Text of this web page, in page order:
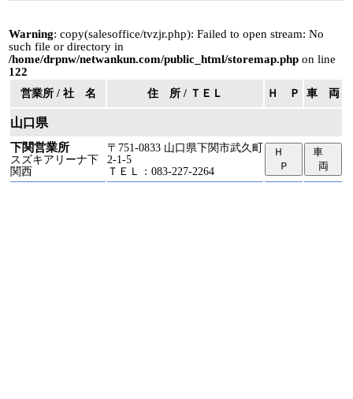
Warning: copy(salesoffice/tvzjr.php): Failed to open stream: No
such file or directory in
/home/drpnw/netwankun.com/public_html/storemap.php on line
122
営業所 / 社 名 住 所 / ＴＥＬ Ｈ Ｐ 車 両
山口県
下関営業所
スズキアリーナ下
関西
〒751-0833 山口県下関市武久町
2-1-5
ＴＥＬ：083-227-2264
Ｈ
Ｐ
車
両